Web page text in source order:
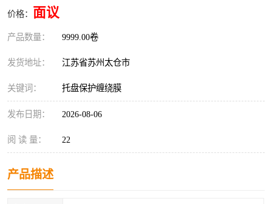
价格： 面议
产品数量： 9999.00卷
发货地址： 江苏省苏州太仓市
关键词： 托盘保护缠绕膜
发布日期： 2026-08-06
阅 读 量： 22
产品描述